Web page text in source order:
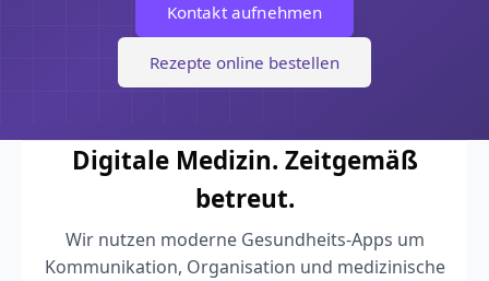
Kontakt aufnehmen
Rezepte online bestellen
Digitale Medizin. Zeitgemäß
betreut.
Wir nutzen moderne Gesundheits-Apps um
Kommunikation, Organisation und medizinische